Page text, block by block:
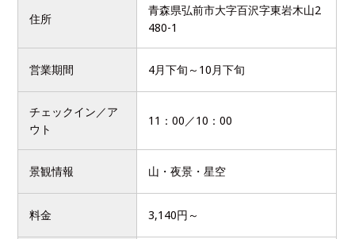
住所
青森県弘前市大字百沢字東岩木山2
480-1
営業期間 4月下旬～10月下旬
チェックイン／ア
ウト
11：00／10：00
景観情報 山・夜景・星空
料金 3,140円～